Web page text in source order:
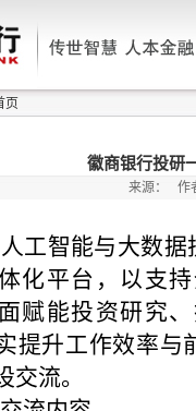
页
徽商银行投研
来源： 作